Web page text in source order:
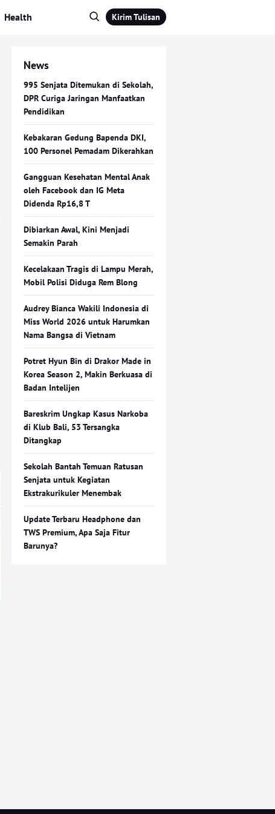
Health Kirim Tulisan
News
995 Senjata Ditemukan di Sekolah,
DPR Curiga Jaringan Manfaatkan
Pendidikan
Kebakaran Gedung Bapenda DKI,
100 Personel Pemadam Dikerahkan
Gangguan Kesehatan Mental Anak
oleh Facebook dan IG Meta
Didenda Rp16,8 T
Dibiarkan Awal, Kini Menjadi
Semakin Parah
Kecelakaan Tragis di Lampu Merah,
Mobil Polisi Diduga Rem Blong
Audrey Bianca Wakili Indonesia di
Miss World 2026 untuk Harumkan
Nama Bangsa di Vietnam
Potret Hyun Bin di Drakor Made in
Korea Season 2, Makin Berkuasa di
Badan Intelijen
Bareskrim Ungkap Kasus Narkoba
di Klub Bali, 53 Tersangka
Ditangkap
Sekolah Bantah Temuan Ratusan
Senjata untuk Kegiatan
Ekstrakurikuler Menembak
Update Terbaru Headphone dan
TWS Premium, Apa Saja Fitur
Barunya?